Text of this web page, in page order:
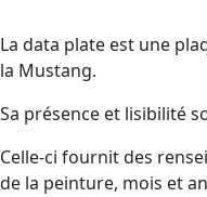
La data plate est une
la Mustang.
Sa présence et lisibilité
Celle-ci fournit des
de la peinture, mois et